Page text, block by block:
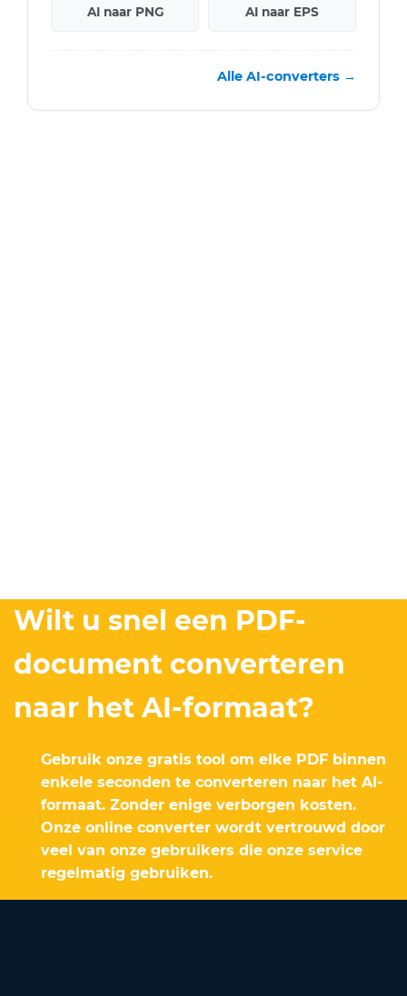
AI naar PNG AI naar EPS
Alle AI-converters →
Wilt u snel een PDF-
document converteren
naar het AI-formaat?
Gebruik onze gratis tool om elke PDF binnen
enkele seconden te converteren naar het AI-
formaat. Zonder enige verborgen kosten.
Onze online converter wordt vertrouwd door
veel van onze gebruikers die onze service
regelmatig gebruiken.